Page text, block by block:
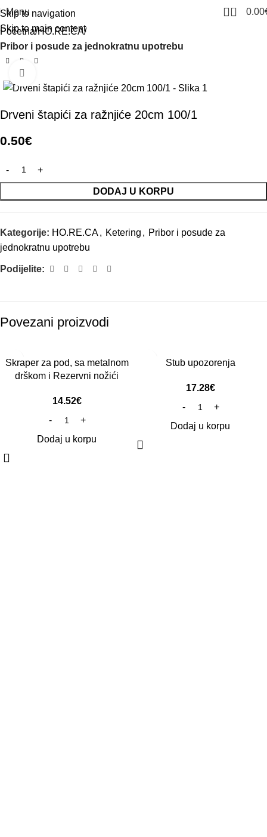
Skip to navigation
Skip to main content
Menu 0 0.00
Početna HO.RE.CA
Pribor i posude za jednokratnu upotrebu
Drveni štapići za ražnjiće 20cm 100/1
0.50€
DODAJ U KORPU
Kategorije: HO.RE.CA, Ketering , Pribor i posude za
jednokratnu upotrebu
Podijelite:
Povezani proizvodi
Skraper za pod, sa metalnom
drškom i Rezervni nožići
14.52€
Dodaj u korpu
Stub upozorenja
17.28€
Dodaj u korpu